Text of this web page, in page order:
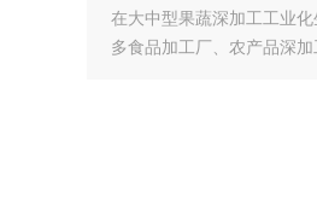
在大中型果蔬深加工工业
多食品加工厂、农产品深